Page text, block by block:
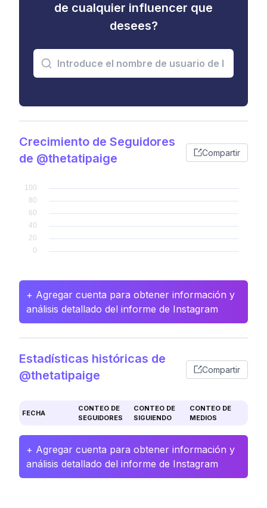
de cualquier influencer que
desees?
Crecimiento de Seguidores
de @thetatipaige
Compartir
+ Agregar cuenta para obtener información y
análisis detallado del informe de Instagram
Estadísticas históricas de
@thetatipaige
Compartir
FECHA
CONTEO DE
SEGUIDORES
CONTEO DE
SIGUIENDO
CONTEO DE
MEDIOS
+ Agregar cuenta para obtener información y
análisis detallado del informe de Instagram